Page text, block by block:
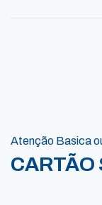
Atenção Basica
CARTÃO